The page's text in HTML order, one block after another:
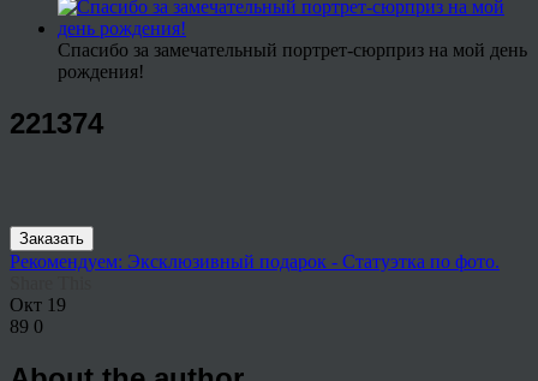
Спасибо за замечательный портрет-сюрприз на мой день
рождения!
221374
Заказать
Рекомендуем: Эксклюзивный подарок - Статуэтка по фото.
Окт 19
89 0